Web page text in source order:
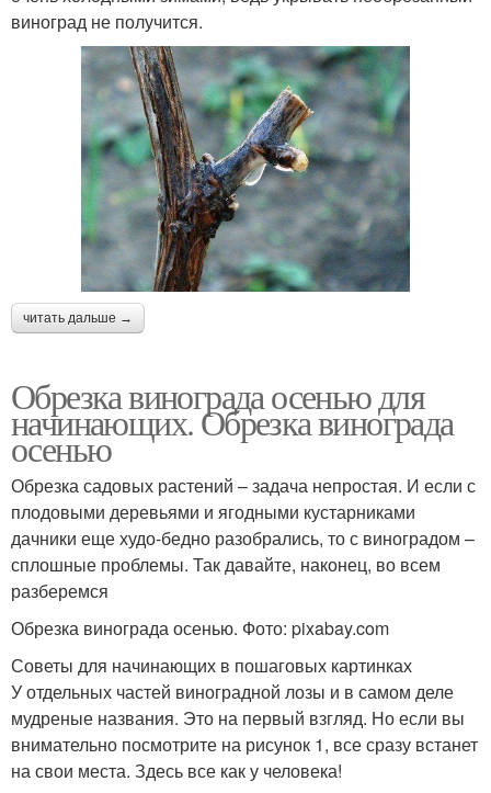
виноград не получится.
читать дальше →
Обрезка винограда осенью для
начинающих. Обрезка винограда
осенью
Обрезка садовых растений – задача непростая. И если с
плодовыми деревьями и ягодными кустарниками
дачники еще худо-бедно разобрались, то с виноградом –
сплошные проблемы. Так давайте, наконец, во всем
разберемся
Обрезка винограда осенью. Фото: pixabay.com
Советы для начинающих в пошаговых картинках
У отдельных частей виноградной лозы и в самом деле
мудреные названия. Это на первый взгляд. Но если вы
внимательно посмотрите на рисунок 1, все сразу встанет
на свои места. Здесь все как у человека!